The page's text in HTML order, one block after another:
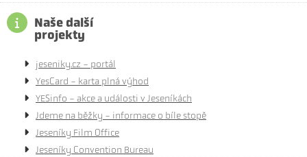
Naše další
projekty
jeseniky.cz - portál
YesCard - karta plná výhod
YESinfo - akce a události v Jeseníkách
Jdeme na běžky - informace o bíle stopě
Jeseníky Film Office
Jeseníky Convention Bureau